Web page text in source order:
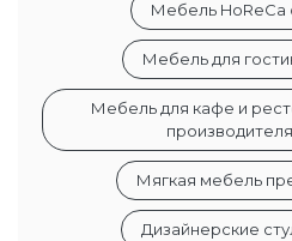
Мебель HoReCa
Мебель для
Мебель для кафе и
Мягкая мебель
Дизайнерские